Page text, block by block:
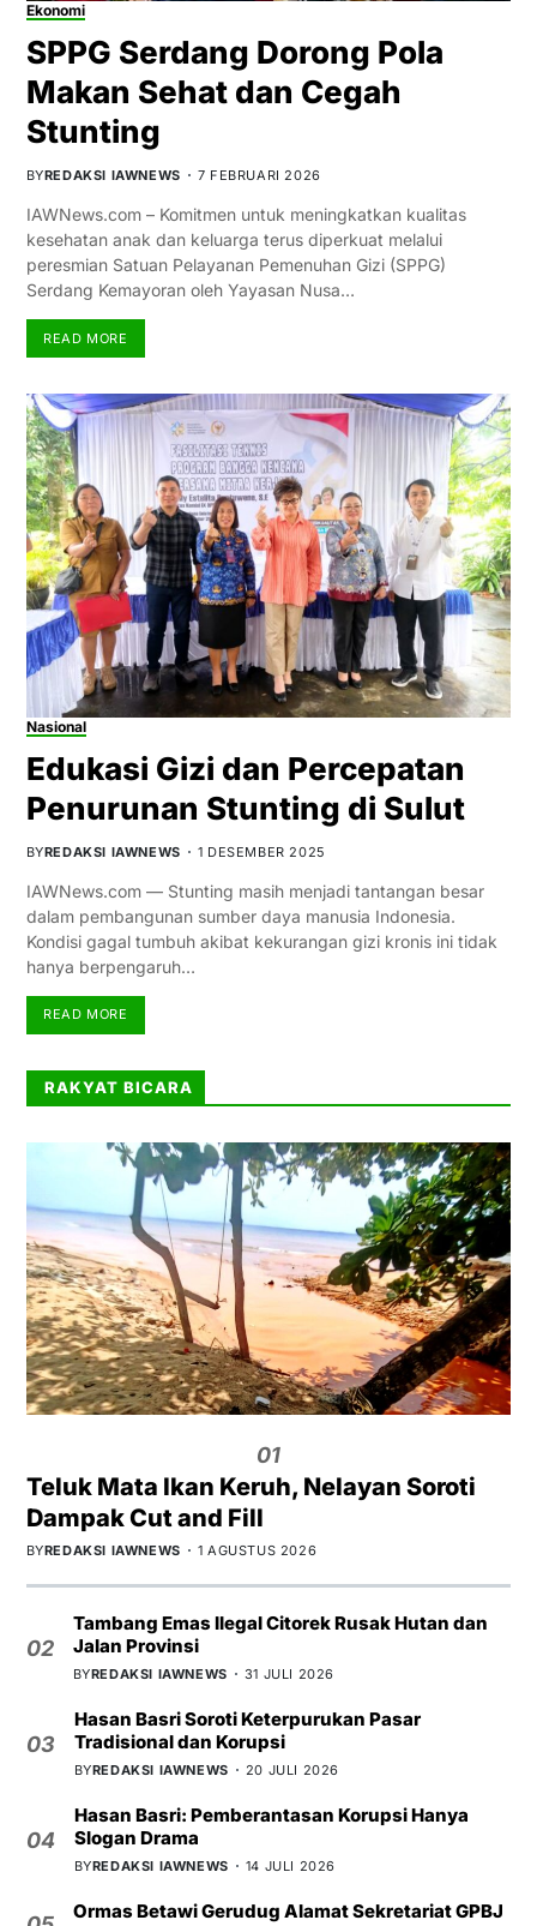
Ekonomi
SPPG Serdang Dorong Pola
Makan Sehat dan Cegah
Stunting
BYREDAKSI IAWNEWS 7 FEBRUARI 2026
IAWNews.com – Komitmen untuk meningkatkan kualitas
kesehatan anak dan keluarga terus diperkuat melalui
peresmian Satuan Pelayanan Pemenuhan Gizi (SPPG)
Serdang Kemayoran oleh Yayasan Nusa…
READ MORE
Nasional
Edukasi Gizi dan Percepatan
Penurunan Stunting di Sulut
BYREDAKSI IAWNEWS 1 DESEMBER 2025
IAWNews.com — Stunting masih menjadi tantangan besar
dalam pembangunan sumber daya manusia Indonesia.
Kondisi gagal tumbuh akibat kekurangan gizi kronis ini tidak
hanya berpengaruh…
READ MORE
RAKYAT BICARA
01
Teluk Mata Ikan Keruh, Nelayan Soroti
Dampak Cut and Fill
BYREDAKSI IAWNEWS 1 AGUSTUS 2026
02
Tambang Emas Ilegal Citorek Rusak Hutan dan
Jalan Provinsi
BYREDAKSI IAWNEWS 31 JULI 2026
03
Hasan Basri Soroti Keterpurukan Pasar
Tradisional dan Korupsi
BYREDAKSI IAWNEWS 20 JULI 2026
04
Hasan Basri: Pemberantasan Korupsi Hanya
Slogan Drama
BYREDAKSI IAWNEWS 14 JULI 2026
Ormas Betawi Gerudug Alamat Sekretariat GPBJ